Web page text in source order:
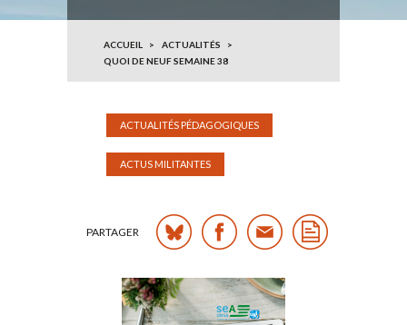
ACCUEIL
ACTUALITÉS
QUOI DE NEUF SEMAINE 38
ACTUALITÉS PÉDAGOGIQUES
ACTUS MILITANTES
PARTAGER